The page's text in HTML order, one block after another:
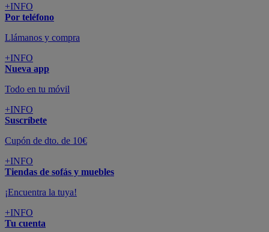
+INFO
Por teléfono
Llámanos y compra
+INFO
Nueva app
Todo en tu móvil
+INFO
Suscríbete
Cupón de dto. de 10€
+INFO
Tiendas de sofás y muebles
¡Encuentra la tuya!
+INFO
Tu cuenta